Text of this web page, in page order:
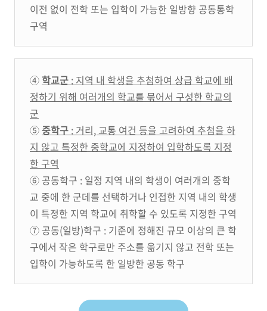
이전 없이 전학 또는 입학이 가능한 일방향 공동통학
구역
④ 학교군 : 지역 내 학생을 추첨하여 상급 학교에 배
정하기 위해 여러개의 학교를 묶어서 구성한 학교의
군
⑤중학구 : 거리, 교통 여건 등을 고려하여 추첨을 하
지 않고 특정한 중학교에 지정하여 입학하도록 지정
한 구역
⑥ 공동학구 : 일정 지역 내의 학생이 여러개의 중학
교 중에 한 군데를 선택하거나 인접한 지역 내의 학생
이 특정한 지역 학교에 취학할 수 있도록 지정한 구역
⑦ 공동(일방)학구 : 기준에 정해진 규모 이상의 큰 학
구에서 작은 학구로만 주소를 옮기지 않고 전학 또는
입학이 가능하도록 한 일방한 공동 학구